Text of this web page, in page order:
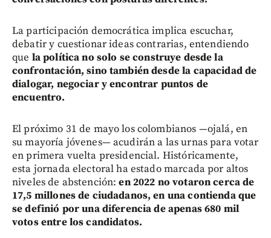
La participación democrática implica escuchar,
debatir y cuestionar ideas contrarias, entendiendo
que la política no solo se construye desde la
confrontación, sino también desde la capacidad de
dialogar, negociar y encontrar puntos de
encuentro.
El próximo 31 de mayo los colombianos —ojalá, en
su mayoría jóvenes— acudirán a las urnas para votar
en primera vuelta presidencial. Históricamente,
esta jornada electoral ha estado marcada por altos
niveles de abstención:en 2022 no votaron cerca de
17,5 millones de ciudadanos, en una contienda que
se definió por una diferencia de apenas 680 mil
votos entre los candidatos.